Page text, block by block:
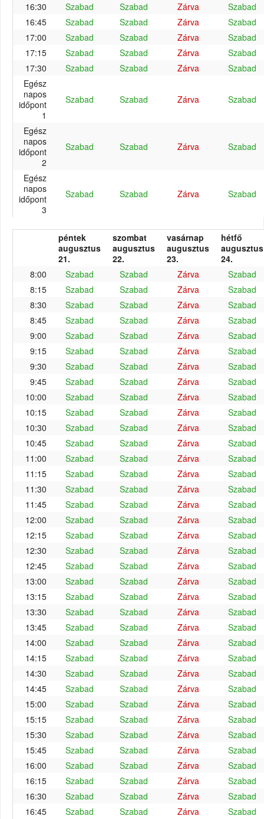
16:30 Szabad Szabad Zárva
Szabad
16:45
Szabad Szabad Zárva
Szabad
17:00
Szabad Szabad Zárva
Szabad
17:15
Szabad Szabad Zárva
Szabad
17:30
Szabad Szabad Zárva
Szabad
Egész
napos
időpont
1
Szabad Szabad Zárva Szabad
Egész
napos
időpont
2
Szabad Szabad Zárva Szabad
Egész
napos
időpont
3
Szabad Szabad Zárva Szabad
péntek
augusztus
21.
szombat
augusztus
22.
vasárnap
augusztus
23.
hétfő
augusztus
24.
8:00
Szabad Szabad Zárva
Szabad
8:15
Szabad Szabad Zárva
Szabad
8:30
Szabad Szabad Zárva
Szabad
8:45
Szabad Szabad Zárva
Szabad
9:00
Szabad Szabad Zárva
Szabad
9:15
Szabad Szabad Zárva
Szabad
9:30
Szabad Szabad Zárva
Szabad
9:45
Szabad Szabad Zárva
Szabad
10:00
Szabad Szabad Zárva
Szabad
10:15
Szabad Szabad Zárva
Szabad
10:30
Szabad Szabad Zárva
Szabad
10:45
Szabad Szabad Zárva
Szabad
11:00
Szabad Szabad Zárva
Szabad
11:15
Szabad Szabad Zárva
Szabad
11:30
Szabad Szabad Zárva
Szabad
11:45
Szabad Szabad Zárva
Szabad
12:00
Szabad Szabad Zárva
Szabad
12:15
Szabad Szabad Zárva
Szabad
12:30
Szabad Szabad Zárva
Szabad
12:45
Szabad Szabad Zárva
Szabad
13:00
Szabad Szabad Zárva
Szabad
13:15
Szabad Szabad Zárva
Szabad
13:30
Szabad Szabad Zárva
Szabad
13:45
Szabad Szabad Zárva
Szabad
14:00
Szabad Szabad Zárva
Szabad
14:15
Szabad Szabad Zárva
Szabad
14:30
Szabad Szabad Zárva
Szabad
14:45
Szabad Szabad Zárva
Szabad
15:00
Szabad Szabad Zárva
Szabad
15:15
Szabad Szabad Zárva
Szabad
15:30
Szabad Szabad Zárva
Szabad
15:45
Szabad Szabad Zárva
Szabad
16:00
Szabad Szabad Zárva
Szabad
16:15
Szabad Szabad Zárva
Szabad
16:30
Szabad Szabad Zárva
Szabad
16:45
Szabad Szabad Zárva
Szabad